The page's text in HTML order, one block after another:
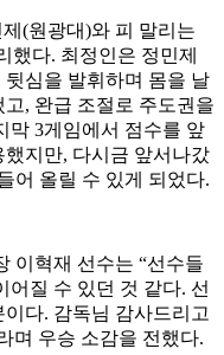
(원광대)와 피 말리는
했다. 최정인은 정민제
뒷심을 발휘하며 몸을 날
고, 완급 조절로 주도권을
막 3게임에서 점수를 앞
했지만, 다시금 앞서나갔
어 올릴 수 있게 되었다.
이혁재 선수는 “선수들
어질 수 있던 것 같다. 선
이다. 감독님 감사드리고
며 우승 소감을 전했다.